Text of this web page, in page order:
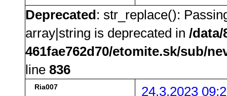
Deprecated: str_replace():
array|string is deprecated in /data/
461fae762d70/etomite.sk/sub/
line 836
Ria007 24.3.2023